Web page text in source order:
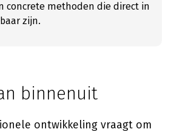
concrete methoden die direct in
zijn.
binnenuit
ontwikkeling vraagt om